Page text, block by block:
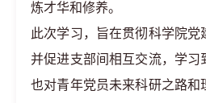
炼才华和修养。
此次学习，旨在贯彻科学院党
并促进支部间相互交流，学习
也对青年党员未来科研之路和